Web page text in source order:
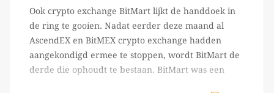
Ook crypto exchange BitMart lijkt de handdoek in
de ring te gooien. Nadat eerder deze maand al
AscendEX en BitMEX crypto exchange hadden
aangekondigd ermee te stoppen, wordt BitMart de
derde die ophoudt te bestaan. BitMart was een